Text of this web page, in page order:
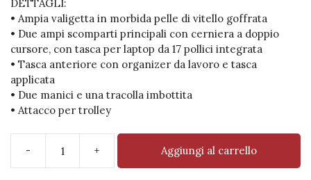
DETTAGLI:
• Ampia valigetta in morbida pelle di vitello goffrata
• Due ampi scomparti principali con cerniera a doppio
cursore, con tasca per laptop da 17 pollici integrata
• Tasca anteriore con organizer da lavoro e tasca
applicata
• Due manici e una tracolla imbottita
• Attacco per trolley
-
Roadster
+ Aggiungi al carrello